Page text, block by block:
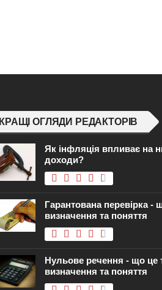
КРАЩІ ОГЛЯДИ РЕДАКТОРІВ
Як інфляція впливає на
доходи?
Гарантована перевірка -
визначення та поняття
Нульове речення - що це
визначення та поняття